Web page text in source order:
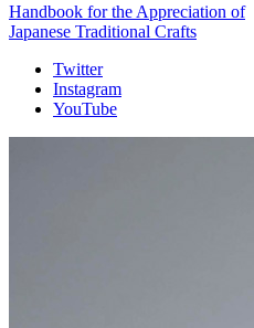
Handbook for the Appreciation of
Japanese Traditional Crafts
Twitter
Instagram
YouTube